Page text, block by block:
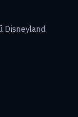
Disneyland